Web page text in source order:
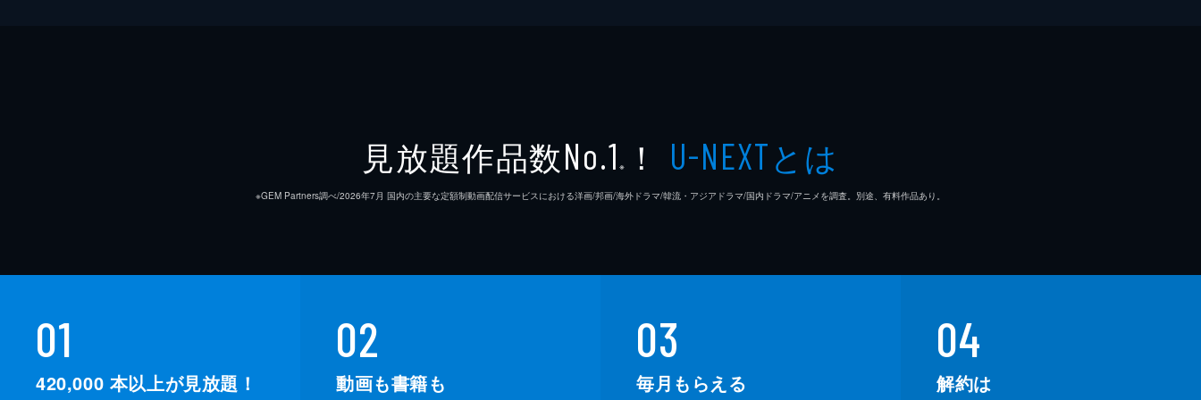
見放題作品数No.1 ※ ！ U-NEXTとは
※GEM Partners調べ/2026年7⽉ 国内の主要な定額制動画配信サービスにおける洋画/邦画/海外ドラマ/韓流・アジアドラマ/国内ドラマ/アニメを調査。別途、有料作品あり。
01
420,000 本以上が見放題！
02
動画も書籍も
03
毎月もらえる
04
解約は